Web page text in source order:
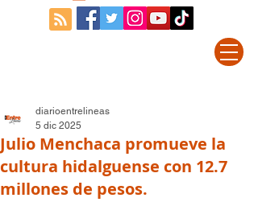
Julio Menchaca promueve la
cultura hidalguense con 12.7
millones de pesos.
diarioentrelineas
5 dic 2025